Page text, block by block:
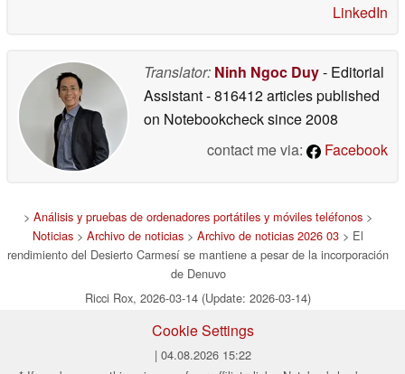
LinkedIn
Translator: Ninh Ngoc Duy- Editorial
Assistant- 816412 articles published
on Notebookchecksince 2008
contact me via:
Facebook
> Análisis y pruebas de ordenadores portátiles y móviles teléfonos >
Noticias > Archivo de noticias > Archivo de noticias 2026 03 > El
rendimiento del Desierto Carmesí se mantiene a pesar de la incorporación
de Denuvo
Ricci Rox, 2026-03-14 (Update: 2026-03-14)
Cookie Settings
| 04.08.2026 15:22